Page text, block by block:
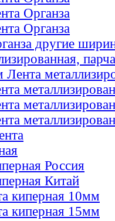
Органза
Органза
другие
парча
Россия
Китай
киперная 10мм
киперная 15мм